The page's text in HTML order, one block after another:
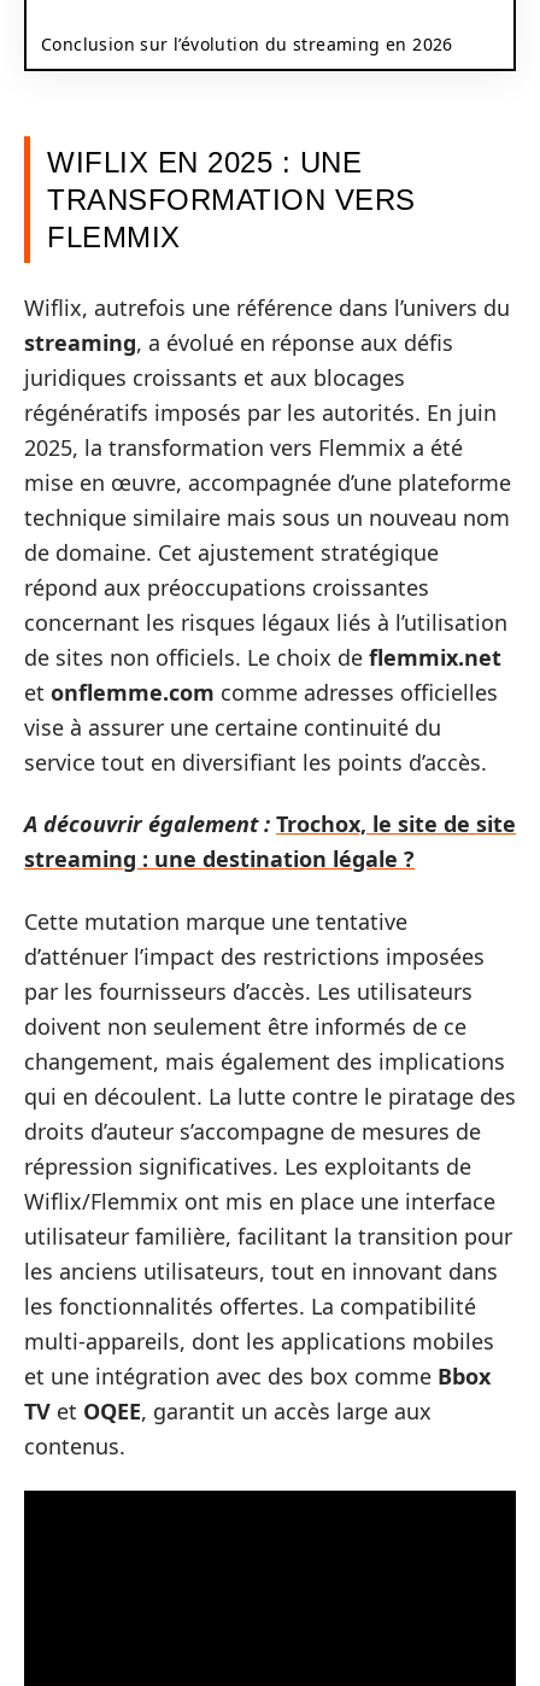
Conclusion sur l’évolution du streaming en 2026
WIFLIX EN 2025 : UNE
TRANSFORMATION VERS
FLEMMIX
Wiflix, autrefois une référence dans l’univers du
streaming, a évolué en réponse aux défis
juridiques croissants et aux blocages
régénératifs imposés par les autorités. En juin
2025, la transformation vers Flemmix a été
mise en œuvre, accompagnée d’une plateforme
technique similaire mais sous un nouveau nom
de domaine. Cet ajustement stratégique
répond aux préoccupations croissantes
concernant les risques légaux liés à l’utilisation
de sites non officiels. Le choix de flemmix.net
et onflemme.com comme adresses officielles
vise à assurer une certaine continuité du
service tout en diversifiant les points d’accès.
A découvrir également : Trochox, le site de site
streaming : une destination légale ?
Cette mutation marque une tentative
d’atténuer l’impact des restrictions imposées
par les fournisseurs d’accès. Les utilisateurs
doivent non seulement être informés de ce
changement, mais également des implications
qui en découlent. La lutte contre le piratage des
droits d’auteur s’accompagne de mesures de
répression significatives. Les exploitants de
Wiflix/Flemmix ont mis en place une interface
utilisateur familière, facilitant la transition pour
les anciens utilisateurs, tout en innovant dans
les fonctionnalités offertes. La compatibilité
multi-appareils, dont les applications mobiles
et une intégration avec des box comme Bbox
TV et OQEE, garantit un accès large aux
contenus.